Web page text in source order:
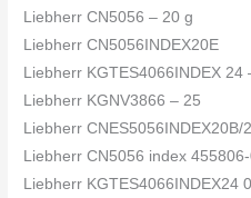
Liebherr CN5056 – 20 g
Liebherr CN5056INDEX20E
Liebherr KGTES4066INDEX 24
Liebherr KGNV3866 – 25
Liebherr CNES5056INDEX20B/
Liebherr CN5056 index
Liebherr KGTES4066INDEX24